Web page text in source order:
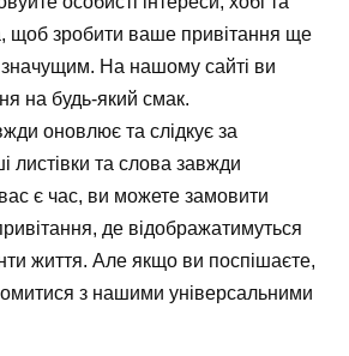
щоб зробити ваше привітання ще
значущим. На нашому сайті ви
на будь-який смак.
оновлює та слідкує за
листівки та слова завжди
є час, ви можете замовити
де відображатимуться
життя. Але якщо ви поспішаєте,
з нашими універсальними